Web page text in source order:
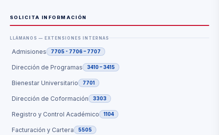
SOLICITA INFORMACIÓN
LLÁMANOS — EXTENSIONES INTERNAS
Admisiones 7705 - 7706 – 7707
Dirección de Programas 3410 – 3415
Bienestar Universitario 7701
Dirección de Coformación 3303
Registro y Control Académico 1104
Facturación y Cartera 5505